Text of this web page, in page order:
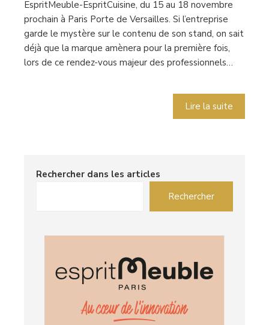
EspritMeuble-EspritCuisine, du 15 au 18 novembre
prochain à Paris Porte de Versailles. Si l’entreprise
garde le mystère sur le contenu de son stand, on sait
déjà que la marque amènera pour la première fois,
lors de ce rendez-vous majeur des professionnels…
Lire la suite
Rechercher dans les articles
Rechercher